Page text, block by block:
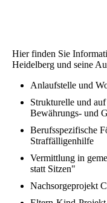
Hier finden Sie
Heidelberg und seine
Anlaufstelle und
Strukturelle und
Bewährungs- und
Berufsspezifische
Straffälligenhilfe
Vermittlung in
statt Sitzen"
Nachsorgeprojekt